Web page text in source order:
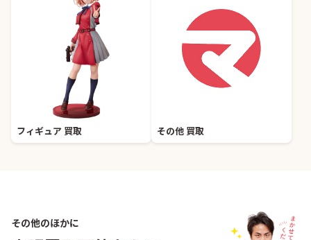
フィギュア 買取 その他 買取
その他のほかに